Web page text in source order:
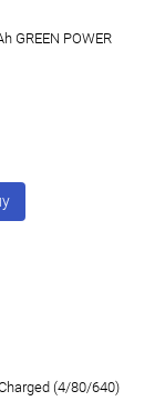
GREEN POWER
(4/80/640)